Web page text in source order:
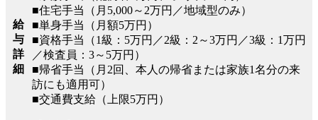
給
与
詳
細
■住宅手当（月5,000～2万円／地域型のみ）
■単身手当（月額5万円）
■資格手当（1級：5万円／2級：2～3万円／3級：1万円
／検査員：3～5万円）
■帰省手当（月2回、本人の帰省または家族1名分の来
訪にも適用可）
■交通費支給（上限5万円）